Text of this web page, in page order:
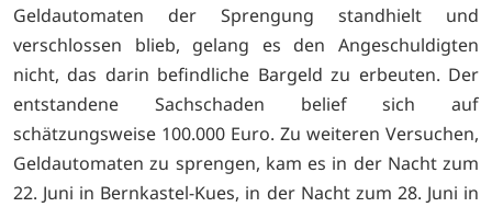
Geldautomaten der Sprengung standhielt und
verschlossen blieb, gelang es den Angeschuldigten
nicht, das darin befindliche Bargeld zu erbeuten. Der
entstandene Sachschaden belief sich auf
schätzungsweise 100.000 Euro. Zu weiteren Versuchen,
Geldautomaten zu sprengen, kam es in der Nacht zum
22. Juni in Bernkastel-Kues, in der Nacht zum 28. Juni in